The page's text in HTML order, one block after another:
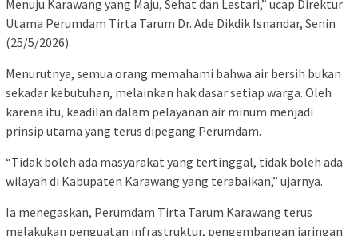
Menuju Karawang yang Maju, Sehat dan Lestari,” ucap Direktur
Utama Perumdam Tirta Tarum Dr. Ade Dikdik Isnandar, Senin
(25/5/2026).
Menurutnya, semua orang memahami bahwa air bersih bukan
sekadar kebutuhan, melainkan hak dasar setiap warga. Oleh
karena itu, keadilan dalam pelayanan air minum menjadi
prinsip utama yang terus dipegang Perumdam.
“Tidak boleh ada masyarakat yang tertinggal, tidak boleh ada
wilayah di Kabupaten Karawang yang terabaikan,” ujarnya.
Ia menegaskan, Perumdam Tirta Tarum Karawang terus
melakukan penguatan infrastruktur, pengembangan jaringan